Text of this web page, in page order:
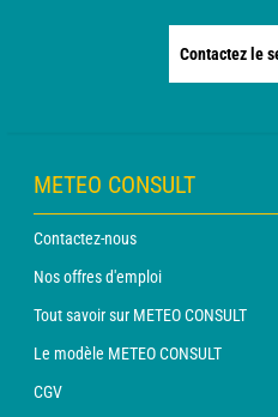
Contactez le
METEO CONSULT
Contactez-nous
Nos offres d'emploi
Tout savoir sur METEO CONSULT
Le modèle METEO CONSULT
CGV